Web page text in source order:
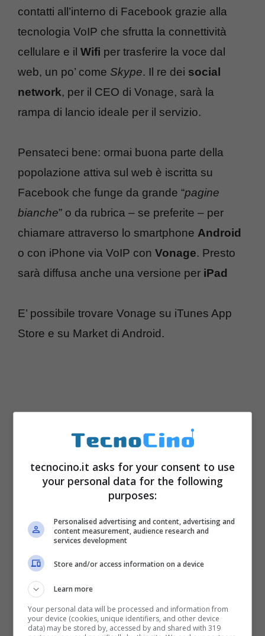
contatti all’interno di Facebook grazie alla
tecnologia VoIP che sfrutta la connettività
cellulare e il Wifi per trasferire la voce dal
web, un po’ come Skype. Il re dei social
network, per il CEO di Vonage, sarà la
rampa di lancio ideale per il servizio.
Pensateci bene: ormai buona parte della
popolazione attiva sul web è iscritta su
Facebook che funge da grande “pagine
bianche” o da rubrica – se preferite – per
chiamare attraverso lo smartphone Android
o con iPhone via VoIP con Vonage. Presto
sarà diffusa anche una versione per iPad
E’ possibile trovare Vonage su iTunes App
Store e su Market di Android.
tecnocino.it asks for your consent to use
your personal data for the following
purposes:
Personalised advertising and content, advertising and
content measurement, audience research and
services development
Store and/or access information on a device
Learn more
Your personal data will be processed and information from
your device (cookies, unique identifiers, and other device
data) may be stored by, accessed by and shared with 319